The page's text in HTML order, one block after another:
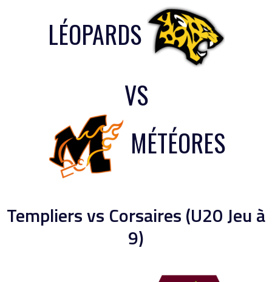
LÉOPARDS
VS
MÉTÉORES
Templiers vs Corsaires (U20 Jeu à
9)